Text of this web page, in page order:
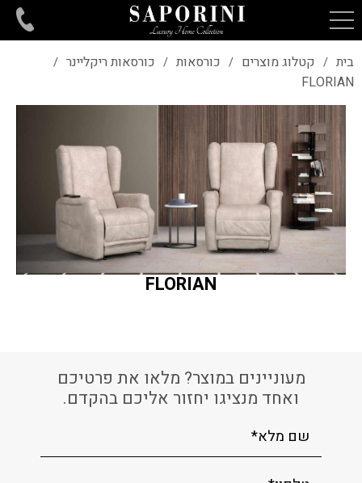
בית / קטלוג מוצרים / כורסאות / כורסאות ריקליינר /
FLORIAN
FLORIAN
מעוניינים במוצר? מלאו את פרטיכם
ואחד מנציגו יחזור אליכם בהקדם.